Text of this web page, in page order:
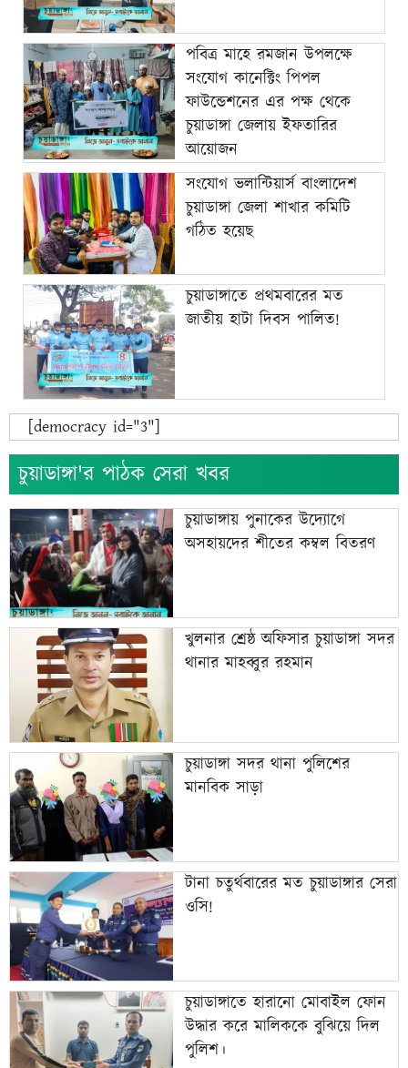
পবিত্র মাহে রমজান উপলক্ষে
সংযোগ কানেক্টিং পিপল
ফাউন্ডেশনের এর পক্ষ থেকে
চুয়াডাঙ্গা জেলায় ইফতারির
আয়োজন
সংযোগ ভলান্টিয়ার্স বাংলাদেশ
চুয়াডাঙ্গা জেলা শাখার কমিটি
গঠিত হয়েছ
চুয়াডাঙ্গাতে প্রথমবারের মত
জাতীয় হাটা দিবস পালিত!
[democracy id="3"]
চুয়াডাঙ্গা'র পাঠক সেরা খবর
চুয়াডাঙ্গায় পুনাকের উদ্যোগে
অসহায়দের শীতের কম্বল বিতরণ
খুলনার শ্রেষ্ঠ অফিসার চুয়াডাঙ্গা সদর
থানার মাহব্বুর রহমান
চুয়াডাঙ্গা সদর থানা পুলিশের
মানবিক সাড়া
টানা চতুর্থবারের মত চুয়াডাঙ্গার সেরা
ওসি!
চুয়াডাঙ্গাতে হারানো মোবাইল ফোন
উদ্ধার করে মালিককে বুঝিয়ে দিল
পুলিশ।